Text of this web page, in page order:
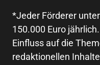
*Jeder Förderer
150.000 Euro
Einfluss auf die
redaktionellen